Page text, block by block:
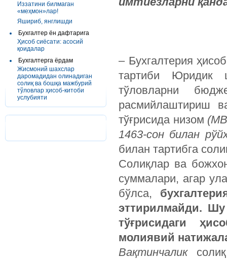
Иззатини билмаган
«меҳмон»лар!
Яшириб, янглишди
Бухгалтер ён дафтарига
Ҳисоб сиёсати: асосий
қоидалар
Бухгалтерга ёрдам
Жисмоний шахслар
даромадидан олинадиган
солиқ ва бошқа мажбурий
тўловлар ҳисоб-китоби
услубияти
– Бухгалтерия
тартиби Юридик
тўловларни
расмийлаштириш
тўғрисида низом
1463-сон билан
билан тартибга
Солиқлар ва
суммалари, агар
бўлса,
эттирилмайди.
тўғрисидаги
молиявий
Вақтинчаликсолиқ